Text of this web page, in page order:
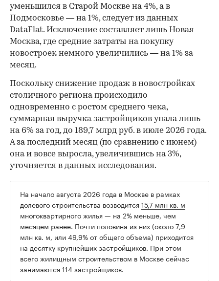
уменьшился в Старой Москве на 4%, а в
Подмосковье — на 1%, следует из данных
DataFlat. Исключение составляет лишь Новая
Москва, где средние затраты на покупку
новостроек немного увеличились — на 1% за
месяц.
Поскольку снижение продаж в новостройках
столичного региона происходило
одновременно с ростом среднего чека,
суммарная выручка застройщиков упала лишь
на 6% за год, до 189,7 млрд руб. в июле 2026 года.
А за последний месяц (по сравнению с июнем)
она и вовсе выросла, увеличившись на 3%,
уточняется в данных исследования.
На начало августа 2026 года в Москве в рамках
долевого строительства возводится15,7 млн кв. м
многоквартирного жилья — на 2% меньше, чем
месяцем ранее. Почти половина из них (около 7,9
млн кв. м, или 49,9% от общего объема) приходится
на десятку крупнейших застройщиков. При этом
всего жилищным строительством в Москве сейчас
занимаются 114 застройщиков.